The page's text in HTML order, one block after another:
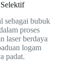
sebagai bubuk
proses
laser berdaya
logam
padat.